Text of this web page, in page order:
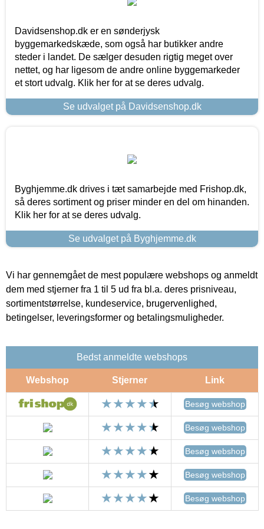
Davidsenshop.dk er en sønderjysk
byggemarkedskæde, som også har butikker andre
steder i landet. De sælger desuden rigtig meget over
nettet, og har ligesom de andre online byggemarkeder
et stort udvalg. Klik her for at se deres udvalg.
Se udvalget på Davidsenshop.dk
Byghjemme.dk drives i tæt samarbejde med Frishop.dk,
så deres sortiment og priser minder en del om hinanden.
Klik her for at se deres udvalg.
Se udvalget på Byghjemme.dk
Vi har gennemgået de mest populære webshops og anmeldt
dem med stjerner fra 1 til 5 ud fra bl.a. deres prisniveau,
sortimentstørrelse, kundeservice, brugervenlighed,
betingelser, leveringsformer og betalingsmuligheder.
Bedst anmeldte webshops
Webshop Stjerner Link
Besøg webshop
Besøg webshop
Besøg webshop
Besøg webshop
Besøg webshop